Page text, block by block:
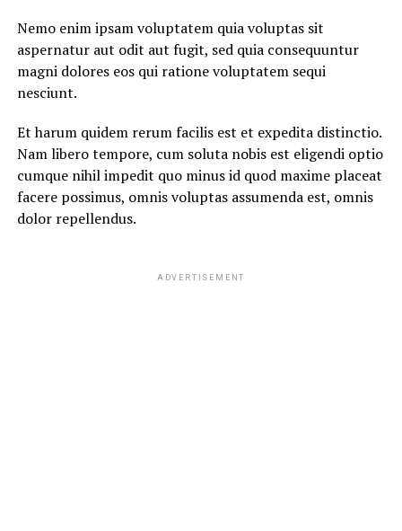
Nemo enim ipsam voluptatem quia voluptas sit
aspernatur aut odit aut fugit, sed quia consequuntur
magni dolores eos qui ratione voluptatem sequi
nesciunt.
Et harum quidem rerum facilis est et expedita distinctio.
Nam libero tempore, cum soluta nobis est eligendi optio
cumque nihil impedit quo minus id quod maxime placeat
facere possimus, omnis voluptas assumenda est, omnis
dolor repellendus.
ADVERTISEMENT